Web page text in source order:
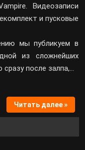
Видеозаписи
и пусковые
мы публикуем в
из сложнейших
после залпа,…
Читать далее »